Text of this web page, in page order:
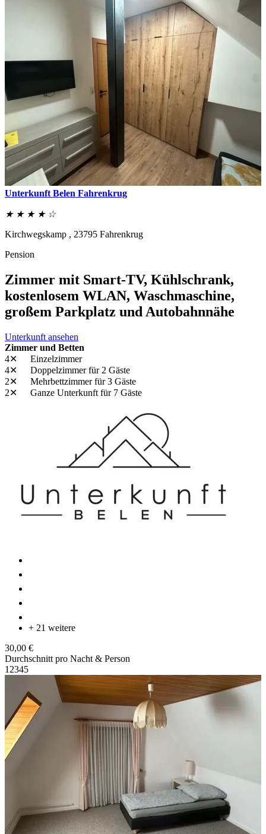
Unterkunft Belen Fahrenkrug
★ ★ ★ ★ ☆
Kirchwegskamp , 23795 Fahrenkrug
Pension
Zimmer mit Smart-TV, Kühlschrank,
kostenlosem WLAN, Waschmaschine,
großem Parkplatz und Autobahnnähe
Unterkunft ansehen
Zimmer und Betten
4✕
Einzelzimmer
4✕
Doppelzimmerfür 2 Gäste
2✕
Mehrbettzimmerfür 3 Gäste
2✕
Ganze Unterkunft für 7 Gäste
+ 21 weitere
30,00 €
Durchschnitt pro Nacht & Person
1 2345